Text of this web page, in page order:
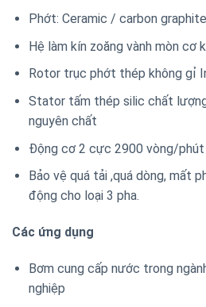
Phớt: Ceramic / carbon
Hệ làm kín zoăng vành mòn cơ
Rotor trục phớt thép không gỉ
Stator tấm thép silic chất
nguyên chất
Động cơ 2 cực 2900 vòng/
Bảo vệ quá tải ,quá dòng, mất
động cho loại 3 pha.
Các ứng dụng
Bơm cung cấp nước trong
nghiệp